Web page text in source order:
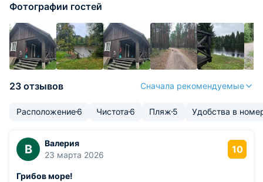
Фотографии гостей
23 отзывов Сначала рекомендуемые
Расположение6 Чистота 6 Пляж 5 Удобства в
В
Валерия
23 марта 2026
10
Грибов море!